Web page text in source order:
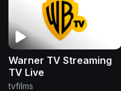
Warner TV Streaming
TV Live
tvfilms